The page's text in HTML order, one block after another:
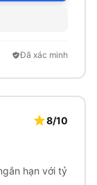
Đã xác minh
8/10
hạn với tỷ